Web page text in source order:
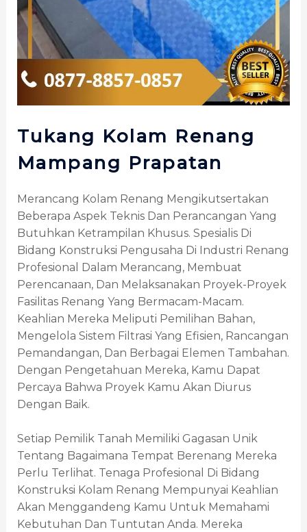
Tukang Kolam Renang
Mampang Prapatan
Merancang Kolam Renang Mengikutsertakan
Beberapa Aspek Teknis Dan Perancangan Yang
Butuhkan Ketrampilan Khusus. Spesialis Di
Bidang Konstruksi Pengusaha Di Industri Renang
Profesional Dalam Merancang, Membuat
Perencanaan, Dan Melaksanakan Proyek-Proyek
Fasilitas Renang Yang Bermacam-Macam.
Keahlian Mereka Meliputi Pemilihan Bahan,
Mengelola Sistem Filtrasi Yang Efisien, Rancangan
Pemandangan, Dan Berbagai Elemen Tambahan.
Dengan Pengetahuan Mereka, Kamu Dapat
Percaya Bahwa Proyek Kamu Akan Diurus
Dengan Baik.
Setiap Pemilik Tanah Memiliki Gagasan Unik
Tentang Bagaimana Tempat Berenang Mereka
Perlu Terlihat. Tenaga Profesional Di Bidang
Konstruksi Kolam Renang Mempunyai Keahlian
Akan Menggandeng Kamu Untuk Memahami
Kebutuhan Dan Tuntutan Anda. Mereka